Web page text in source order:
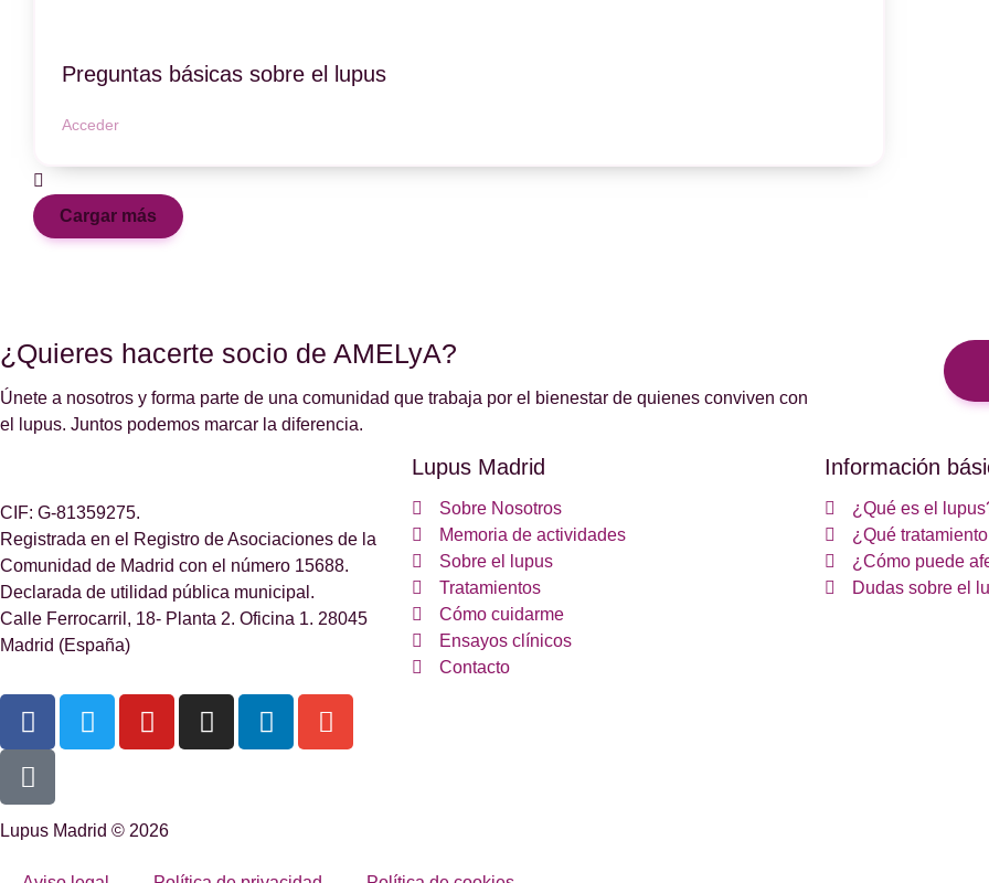
Preguntas básicas sobre el lupus
Acceder
Cargar más
¿Quieres hacerte socio de AMELyA?
Únete a nosotros y forma parte de una comunidad que trabaja por el bienestar de quienes conviven con
el lupus. Juntos podemos marcar la diferencia.
CIF: G-81359275.
Registrada en el Registro de Asociaciones de la
Comunidad de Madrid con el número 15688.
Declarada de utilidad pública municipal.
Calle Ferrocarril, 18- Planta 2. Oficina 1. 28045
Madrid (España)
Lupus Madrid © 2026
Lupus Madrid
Sobre Nosotros
Memoria de actividades
Sobre el lupus
Tratamientos
Cómo cuidarme
Ensayos clínicos
Contacto
Información
¿Qué es el
¿Qué
¿Cómo puede
Dudas sobre el